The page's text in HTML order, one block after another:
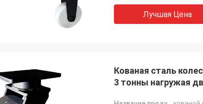
Лучшая Цена
Кованая сталь
3 тонны нагружая